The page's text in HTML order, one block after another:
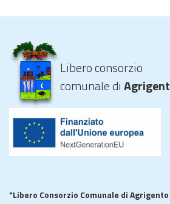
Libero consorzio
comunale di
"Libero Consorzio Comunale di